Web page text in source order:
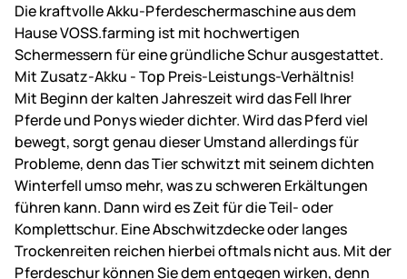
Die kraftvolle Akku-Pferdeschermaschine aus dem
Hause VOSS.farming ist mit hochwertigen
Schermessern für eine gründliche Schur ausgestattet.
Mit Zusatz-Akku - Top Preis-Leistungs-Verhältnis!
Mit Beginn der kalten Jahreszeit wird das Fell Ihrer
Pferde und Ponys wieder dichter. Wird das Pferd viel
bewegt, sorgt genau dieser Umstand allerdings für
Probleme, denn das Tier schwitzt mit seinem dichten
Winterfell umso mehr, was zu schweren Erkältungen
führen kann. Dann wird es Zeit für die Teil- oder
Komplettschur. Eine Abschwitzdecke oder langes
Trockenreiten reichen hierbei oftmals nicht aus. Mit der
Pferdeschur können Sie dem entgegen wirken, denn